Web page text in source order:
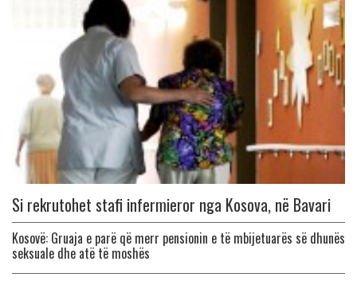
Si rekrutohet stafi infermieror nga Kosova, në Bavari
Kosovë: Gruaja e parë që merr pensionin e të mbijetuarës së dhunës
seksuale dhe atë të moshës